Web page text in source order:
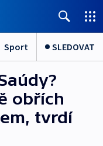
Sport SLEDOVAT
obřích
tvrdí